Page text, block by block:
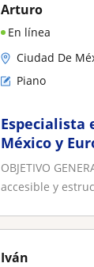
Arturo
En línea
Ciudad De
Piano
Especialista
México y
OBJETIVO
accesible y
Iván